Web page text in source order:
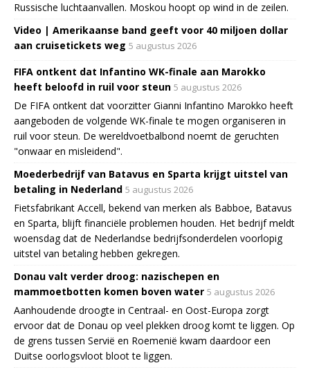
Russische luchtaanvallen. Moskou hoopt op wind in de zeilen.
Video | Amerikaanse band geeft voor 40 miljoen dollar
aan cruisetickets weg 5 augustus 2026
FIFA ontkent dat Infantino WK-finale aan Marokko
heeft beloofd in ruil voor steun 5 augustus 2026
De FIFA ontkent dat voorzitter Gianni Infantino Marokko heeft
aangeboden de volgende WK-finale te mogen organiseren in
ruil voor steun. De wereldvoetbalbond noemt de geruchten
"onwaar en misleidend".
Moederbedrijf van Batavus en Sparta krijgt uitstel van
betaling in Nederland 5 augustus 2026
Fietsfabrikant Accell, bekend van merken als Babboe, Batavus
en Sparta, blijft financiële problemen houden. Het bedrijf meldt
woensdag dat de Nederlandse bedrijfsonderdelen voorlopig
uitstel van betaling hebben gekregen.
Donau valt verder droog: nazischepen en
mammoetbotten komen boven water 5 augustus 2026
Aanhoudende droogte in Centraal- en Oost-Europa zorgt
ervoor dat de Donau op veel plekken droog komt te liggen. Op
de grens tussen Servië en Roemenië kwam daardoor een
Duitse oorlogsvloot bloot te liggen.